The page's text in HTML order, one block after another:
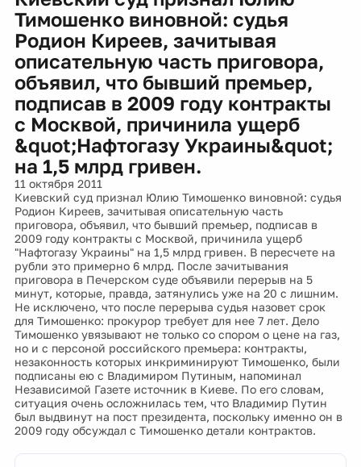
Тимошенко виновной: судья
Родион Киреев, зачитывая
описательную часть приговора,
объявил, что бывший премьер,
подписав в 2009 году контракты
с Москвой, причинила ущерб
&quot;Нафтогазу Украины&quot;
на 1,5 млрд гривен.
11 октября 2011
Киевский суд признал Юлию Тимошенко виновной: судья
Родион Киреев, зачитывая описательную часть
приговора, объявил, что бывший премьер, подписав в
2009 году контракты с Москвой, причинила ущерб
"Нафтогазу Украины" на 1,5 млрд гривен. В пересчете на
рубли это примерно 6 млрд. После зачитывания
приговора в Печерском суде объявили перерыв на 5
минут, которые, правда, затянулись уже на 20 с лишним.
Не исключено, что после перерыва судья назовет срок
для Тимошенко: прокурор требует для нее 7 лет. Дело
Тимошенко увязывают не только со спором о цене на газ,
но и с персоной российского премьера: контракты,
незаконность которых инкриминируют Тимошенко, были
подписаны ею с Владимиром Путиным, напоминал
Независимой Газете источник в Киеве. По его словам,
ситуация очень осложнилась тем, что Владимир Путин
был выдвинут на пост президента, поскольку именно он в
2009 году обсуждал с Тимошенко детали контрактов.